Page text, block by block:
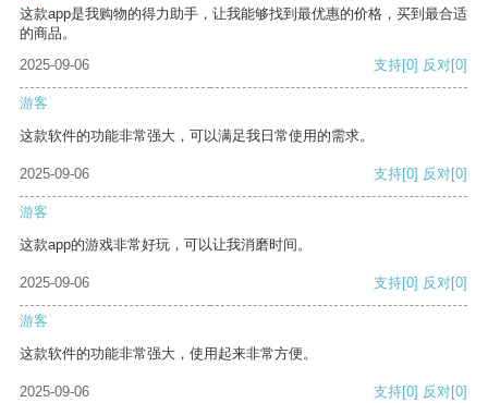
这款app是我购物的得力助手，让我能够找到最优惠的价格，买到最合适
的商品。
2025-09-06
支持[0] 反对[0]
游客
这款软件的功能非常强大，可以满足我日常使用的需求。
2025-09-06 支持[0] 反对[0]
游客
这款app的游戏非常好玩，可以让我消磨时间。
2025-09-06 支持[0] 反对[0]
游客
这款软件的功能非常强大，使用起来非常方便。
2025-09-06 支持[0] 反对[0]